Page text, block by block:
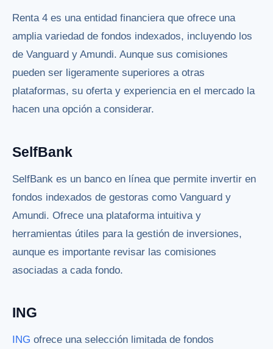
Renta 4 es una entidad financiera que ofrece una
amplia variedad de fondos indexados, incluyendo los
de Vanguard y Amundi. Aunque sus comisiones
pueden ser ligeramente superiores a otras
plataformas, su oferta y experiencia en el mercado la
hacen una opción a considerar.
SelfBank
SelfBank es un banco en línea que permite invertir en
fondos indexados de gestoras como Vanguard y
Amundi. Ofrece una plataforma intuitiva y
herramientas útiles para la gestión de inversiones,
aunque es importante revisar las comisiones
asociadas a cada fondo.
ING
ING ofrece una selección limitada de fondos